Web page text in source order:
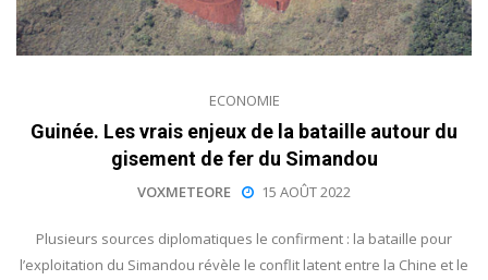
ECONOMIE
Guinée. Les vrais enjeux de la bataille autour du
gisement de fer du Simandou
VOXMETEORE 15 AOÛT 2022
Plusieurs sources diplomatiques le confirment : la bataille pour
l’exploitation du Simandou révèle le conflit latent entre la Chine et le